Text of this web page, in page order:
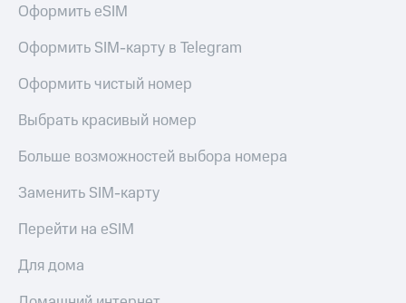
Накопления
Откладывайте
и получайте
Платежи
и
Пополнить
номер
МТС
Настройки
Скидки
на смартфоны
при
со связью
Оформить eSIM
Оформить SIM-карту в Telegram
Оформить чистый номер
Выбрать красивый номер
Больше возможностей выбора номера
Заменить SIM-карту
Перейти на eSIM
Для дома